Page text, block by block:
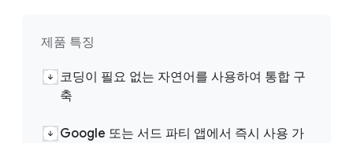
제품 특징
코딩이 필요 없는 자연어를 사용하여 통합 구
축
Google 또는 서드 파티 앱에서 즉시 사용 가